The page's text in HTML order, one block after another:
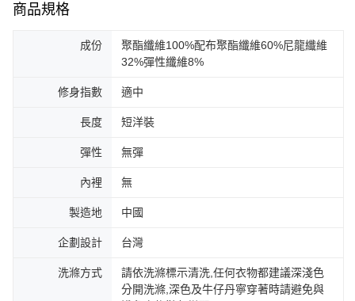
商品規格
成份
聚酯纖維100%配布聚酯纖維60%尼龍纖維
32%彈性纖維8%
修身指數 適中
長度 短洋裝
彈性 無彈
內裡 無
製造地 中國
企劃設計 台灣
洗滌方式
請依洗滌標示清洗,任何衣物都建議深淺色
分開洗滌,深色及牛仔丹寧穿著時請避免與